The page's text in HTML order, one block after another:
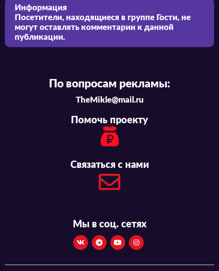
Информация
Посетители, находящиеся в группе Гости, не
могут оставлять комментарии к данной
публикации.
По вопросам рекламы:
TheMikle@mail.ru
Помочь проекту
Связаться с нами
Мы в соц. сетях